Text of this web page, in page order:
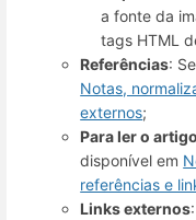
a fonte da
tags HTML
Referências:
Notas,
externos;
Para ler o
disponível em
referências e
Links externos